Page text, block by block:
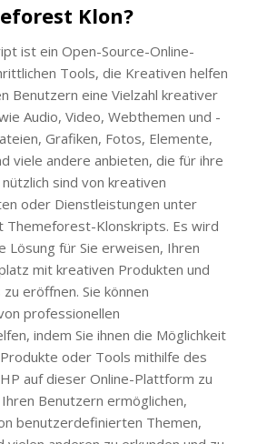
Klon?
ist ein Open-Source-Online-
Tools, die Kreativen helfen
Benutzern eine Vielzahl kreativer
Audio, Video, Webthemen und -
Grafiken, Fotos, Elemente,
viele andere anbieten, die für ihre
sind von kreativen
oder Dienstleistungen unter
Themeforest-Klonskripts. Es wird
Lösung für Sie erweisen, Ihren
mit kreativen Produkten und
eröffnen. Sie können
professionellen
indem Sie ihnen die Möglichkeit
oder Tools mithilfe des
auf dieser Online-Plattform zu
Benutzern ermöglichen,
benutzerdefinierten Themen,